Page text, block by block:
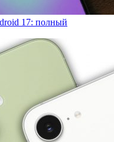
17: полный